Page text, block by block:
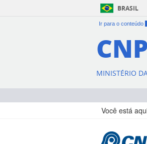
BRASIL
Ir para o conteúdo
MINISTÉRIO
Você está